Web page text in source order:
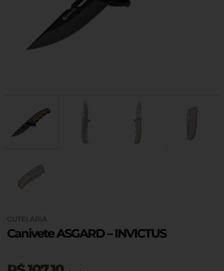
CUTELARIA
Canivete ASGARD – INVICTUS